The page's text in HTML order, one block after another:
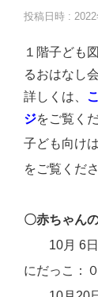
投稿日時 :
１階子ども
るおはなし
詳しくは、
ジをご覧く
子ども向けは
をご覧くださ
〇赤ちゃん
10月 6日
にだっこ：